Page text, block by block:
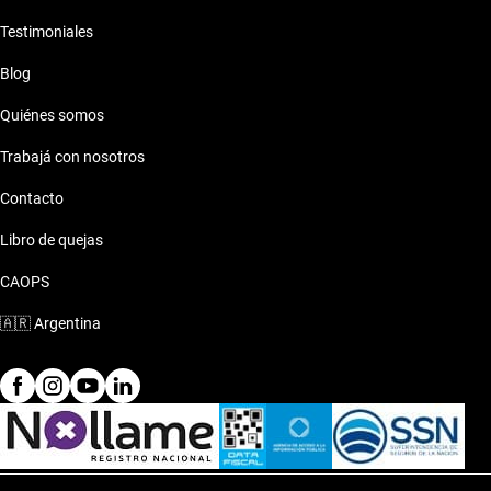
Testimoniales
Blog
Quiénes somos
Trabajá con nosotros
Contacto
Libro de quejas
CAOPS
🇦🇷Argentina